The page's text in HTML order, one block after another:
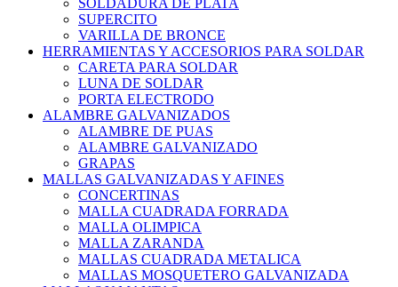
SOLDADURA DE PLATA
SUPERCITO
VARILLA DE BRONCE
HERRAMIENTAS Y ACCESORIOS PARA SOLDAR
CARETA PARA SOLDAR
LUNA DE SOLDAR
PORTA ELECTRODO
ALAMBRE GALVANIZADOS
ALAMBRE DE PUAS
ALAMBRE GALVANIZADO
GRAPAS
MALLAS GALVANIZADAS Y AFINES
CONCERTINAS
MALLA CUADRADA FORRADA
MALLA OLIMPICA
MALLA ZARANDA
MALLAS CUADRADA METALICA
MALLAS MOSQUETERO GALVANIZADA